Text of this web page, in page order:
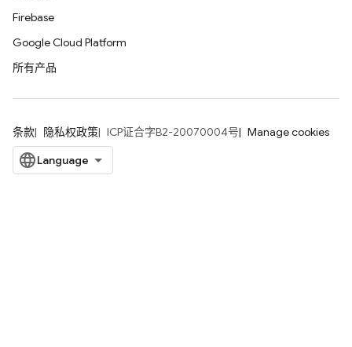
Firebase
Google Cloud Platform
所有产品
条款 隐私权政策 ICP证合字B2-20070004号 Manage cookies